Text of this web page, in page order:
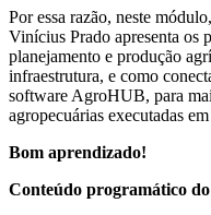
Por essa razão, neste
Vinícius Prado apresenta os
planejamento e produção
infraestrutura, e como
software AgroHUB, para
agropecuárias executadas
Bom aprendizado!
Conteúdo programático